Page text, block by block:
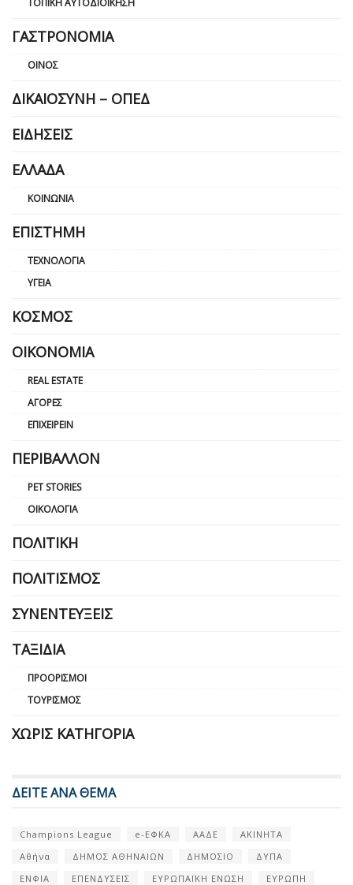
ΓΑΣΤΡΟΝΟΜΊΑ
ΟΊΝΟΣ
ΔΙΚΑΙΟΣΎΝΗ – ΟΠΕΔ
ΕΙΔΉΣΕΙΣ
ΕΛΛΆΔΑ
ΚΟΙΝΩΝΊΑ
ΕΠΙΣΤΉΜΗ
ΤΕΧΝΟΛΟΓΊΑ
ΥΓΕΊΑ
ΚΌΣΜΟΣ
ΟΙΚΟΝΟΜΊΑ
REAL ESTATE
ΑΓΟΡΈΣ
ΕΠΙΧΕΙΡΕΊΝ
ΠΕΡΙΒΆΛΛΟΝ
PET STORIES
ΟΙΚΟΛΟΓΊΑ
ΠΟΛΙΤΙΚΉ
ΠΟΛΙΤΙΣΜΌΣ
ΣΥΝΕΝΤΕΎΞΕΙΣ
ΤΑΞΊΔΙΑ
ΠΡΟΟΡΙΣΜΟΊ
ΤΟΥΡΙΣΜΌΣ
ΧΩΡΊΣ ΚΑΤΗΓΟΡΊΑ
ΔΕΙΤΕ ΑΝΑ ΘΕΜΑ
Champions League e-ΕΦΚΑ ΑΑΔΕ
ΑΚΙΝΗΤΑ
Αθήνα
ΔΗΜΟΣ ΑΘΗΝΑΙΩΝ ΔΗΜΟΣΙΟ
ΔΥΠΑ
ΕΝΦΙΑ
ΕΠΕΝΔΥΣΕΙΣ ΕΥΡΩΠΑΪΚΗ ΕΝΩΣΗ
ΕΥΡΩΠΗ